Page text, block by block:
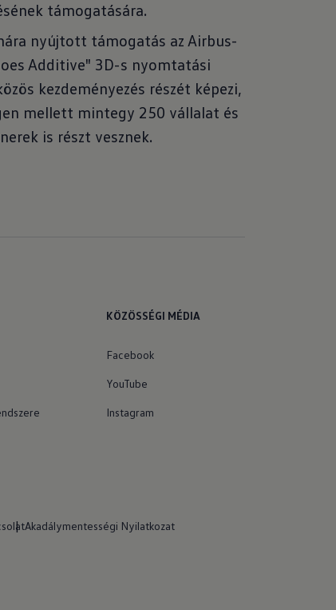
támogatására.
nyújtott támogatás az Airbus-
Additive" 3D-s nyomtatási
kezdeményezés részét képezi,
mellett mintegy 250 vállalat és
is részt vesznek.
KÖZÖSSÉGI MÉDIA
Facebook
YouTube
Instagram
Akadálymentességi Nyilatkozat